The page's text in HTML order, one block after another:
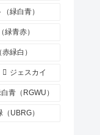
緑白青）
緑青赤）
緑白）
ジェスカイ
青（RGWU）
UBRG）